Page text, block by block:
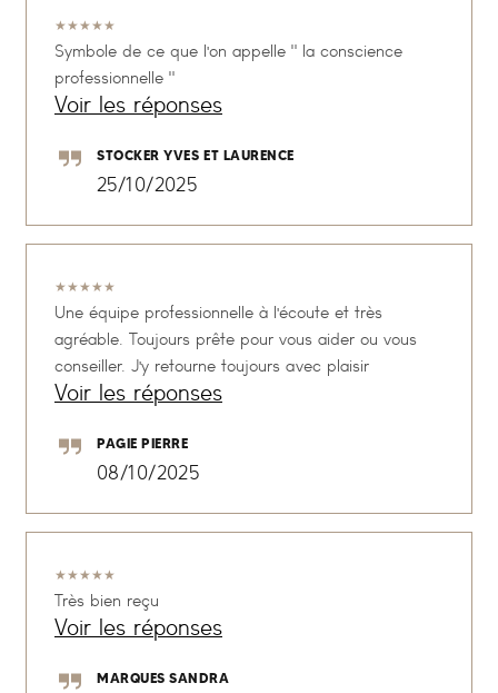
★★★★★
Symbole de ce que l'on appelle " la conscience
professionnelle "
Voir les réponses
STOCKER YVES ET LAURENCE
25/10/2025
★★★★★
Une équipe professionnelle à l'écoute et très
agréable. Toujours prête pour vous aider ou vous
conseiller. J'y retourne toujours avec plaisir
Voir les réponses
PAGIE PIERRE
08/10/2025
★★★★★
Très bien reçu
Voir les réponses
MARQUES SANDRA